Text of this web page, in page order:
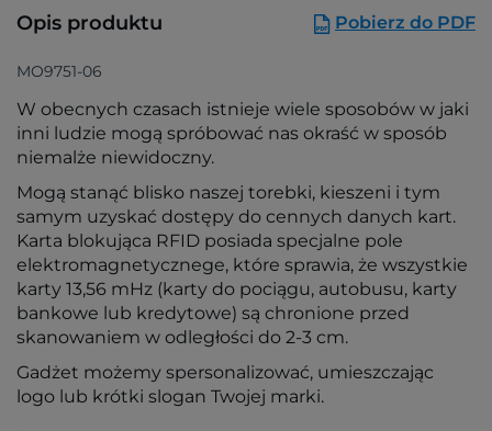
Opis produktu Pobierz do PDF
MO9751-06
W obecnych czasach istnieje wiele sposobów w jaki
inni ludzie mogą spróbować nas okraść w sposób
niemalże niewidoczny.
Mogą stanąć blisko naszej torebki, kieszeni i tym
samym uzyskać dostępy do cennych danych kart.
Karta blokująca RFID posiada specjalne pole
elektromagnetycznege, które sprawia, że wszystkie
karty 13,56 mHz (karty do pociągu, autobusu, karty
bankowe lub kredytowe) są chronione przed
skanowaniem w odległości do 2-3 cm.
Gadżet możemy spersonalizować, umieszczając
logo lub krótki slogan Twojej marki.